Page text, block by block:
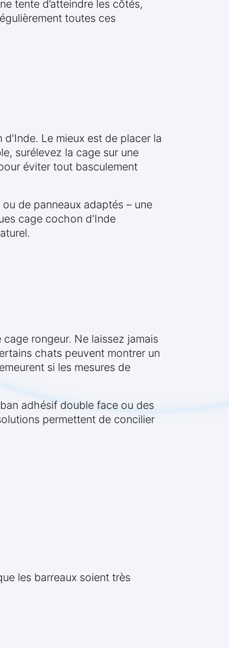
tente d’atteindre les côtés,
toutes ces
Le mieux est de placer la
surélevez la cage sur une
éviter tout basculement
de panneaux adaptés – une
cage cochon d'Inde
rongeur. Ne laissez jamais
chats peuvent montrer un
si les mesures de
adhésif double face ou des
permettent de concilier
les barreaux soient très